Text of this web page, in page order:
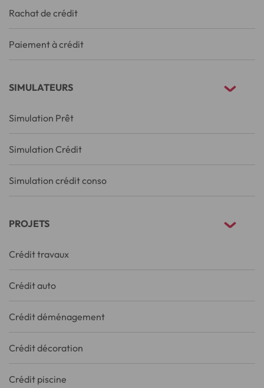
Rachat de crédit
Paiement à crédit
SIMULATEURS
Simulation Prêt
Simulation Crédit
Simulation crédit conso
PROJETS
Crédit travaux
Crédit auto
Crédit déménagement
Crédit décoration
Crédit piscine